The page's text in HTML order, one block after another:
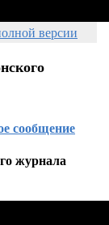
версии
сообщение
журнала